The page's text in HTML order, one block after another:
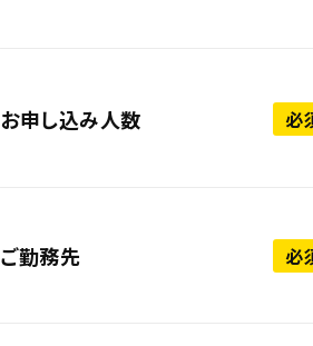
お申し込み人数 必
ご勤務先 必